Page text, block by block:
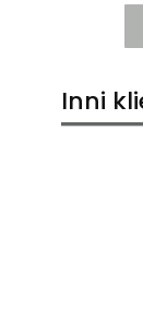
Inni